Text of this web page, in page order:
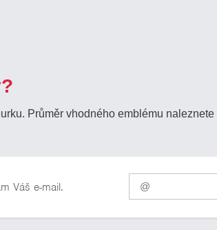
Průměr vhodného emblému
Váš e-mail.
Pro
odběr
našich
novinek